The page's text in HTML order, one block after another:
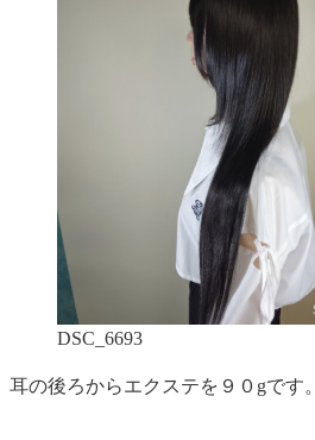
DSC_6693
耳の後ろからエクステを９０gです。